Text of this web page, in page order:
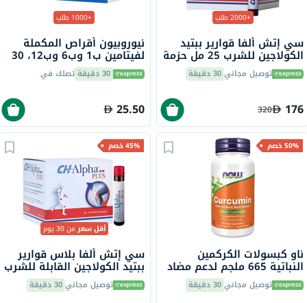
+2000 طلب
سي إتش ألفا قوارير ببتيد
الكولاجين للشرب 25 مل حزمة
من 30 توصيل مجاني30 دقيقة
176
320
+1000 طلب
نيوروبيون أقراص المكملة
لفيتامين ب1 وب6 وب12، 30
قرص 30 دقيقة تصلك في
25.50
50% خصم
ناو كبسولات الكركمين
النباتية 665 ملجم لدعم مضاد
للالتهابات ومضادات الأكسدة
حزمة من 60توصيل مجاني30 دقيقة
45% خصم
أقل سعرمن 30 يوم
سي إتش ألفا بلاس قوارير
ببتيد الكولاجين القابلة للشرب
25 مل حزمة من 30 توصيل مجاني30 دقيقة